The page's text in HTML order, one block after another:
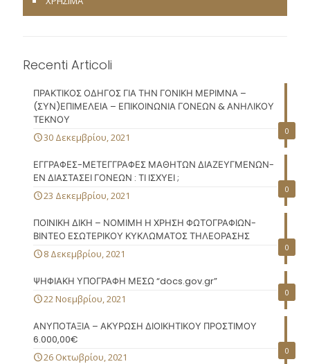
Recenti Articoli
0
ΠΡΑΚΤΙΚΟΣ ΟΔΗΓΟΣ ΓΙΑ ΤΗΝ ΓΟΝΙΚΗ ΜΕΡΙΜΝΑ –
(ΣΥΝ)ΕΠΙΜΕΛΕΙΑ – ΕΠΙΚΟΙΝΩΝΙΑ ΓΟΝΕΩΝ & ΑΝΗΛΙΚΟΥ
ΤΕΚΝΟΥ
30 Δεκεμβρίου, 2021
0
ΕΓΓΡΑΦΕΣ-ΜΕΤΕΓΓΡΑΦΕΣ ΜΑΘΗΤΩΝ ΔΙΑΖΕΥΓΜΕΝΩΝ-
ΕΝ ΔΙΑΣΤΑΣΕΙ ΓΟΝΕΩΝ : ΤΙ ΙΣΧΥΕΙ ;
23 Δεκεμβρίου, 2021
0
ΠΟΙΝΙΚΗ ΔΙΚΗ – ΝΟΜΙΜΗ Η ΧΡΗΣΗ ΦΩΤΟΓΡΑΦΙΩΝ-
ΒΙΝΤΕΟ ΕΣΩΤΕΡΙΚΟΥ ΚΥΚΛΩΜΑΤΟΣ ΤΗΛΕΟΡΑΣΗΣ
8 Δεκεμβρίου, 2021
0
ΨΗΦΙΑΚΗ ΥΠΟΓΡΑΦΗ ΜΕΣΩ “docs.gov.gr”
22 Νοεμβρίου, 2021
0
ΑΝΥΠΟΤΑΞΙΑ – ΑΚΥΡΩΣΗ ΔΙΟΙΚΗΤΙΚΟΥ ΠΡΟΣΤΙΜΟΥ
6.000,00€
26 Οκτωβρίου, 2021